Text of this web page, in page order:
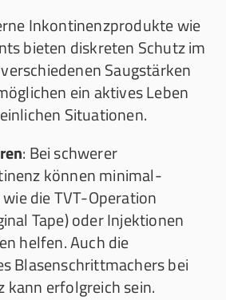
Inkontinenzprodukte wie
bieten diskreten Schutz im
Saugstärken
ein aktives Leben
Situationen.
: Bei schwerer
können minimal-
die TVT-Operation
Tape) oder Injektionen
helfen. Auch die
Blasenschrittmachers bei
kann erfolgreich sein.